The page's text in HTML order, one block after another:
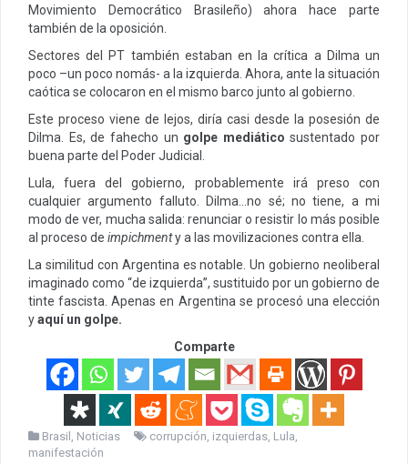
Movimiento Democrático Brasileño) ahora hace parte
también de la oposición.
Sectores del PT también estaban en la crítica a Dilma un
poco –un poco nomás- a la izquierda. Ahora, ante la situación
caótica se colocaron en el mismo barco junto al gobierno.
Este proceso viene de lejos, diría casi desde la posesión de
Dilma. Es, de fahecho un golpe mediático sustentado por
buena parte del Poder Judicial.
Lula, fuera del gobierno, probablemente irá preso con
cualquier argumento falluto. Dilma…no sé; no tiene, a mi
modo de ver, mucha salida: renunciar o resistir lo más posible
al proceso de impichmenty a las movilizaciones contra ella.
La similitud con Argentina es notable. Un gobierno neoliberal
imaginado como “de izquierda”, sustituido por un gobierno de
tinte fascista. Apenas en Argentina se procesó una elección
yaquí un golpe.
Comparte
Brasil Noticias corrupción izquierdas Lula
manifestación